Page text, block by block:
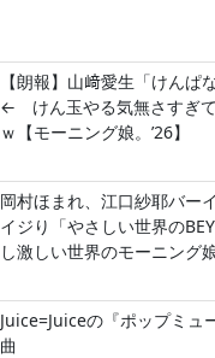
【朗報】山﨑愛生「けん
← けん玉やる気無さすぎ
ｗ【モーニング娘。’26】
岡村ほまれ、江口紗耶バー
イジり「やさしい世界の
し激しい世界のモーニング娘
Juice=Juiceの『ポップミュ
曲